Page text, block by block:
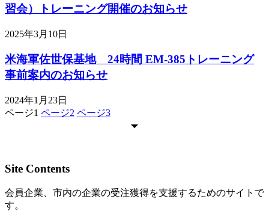
習会）トレーニング開催のお知らせ
2025年3月10日
米海軍佐世保基地 24時間 EM-385トレーニング
事前案内のお知らせ
2024年1月23日
ページ1 ページ2 ページ3
Site Contents
会員企業、市内の企業の受注獲得を支援するためのサイトで
す。